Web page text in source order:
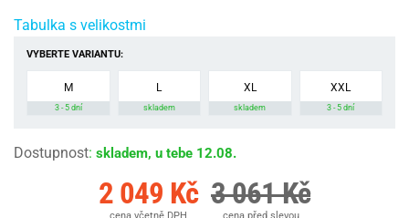
Tabulka s velikostmi
VYBERTE VARIANTU:
M
3 - 5 dní
L
skladem
XL
skladem
XXL
3 - 5 dní
Dostupnost: skladem, u tebe 12.08.
2 049 Kč
cena včetně DPH
3 061 Kč
cena před slevou